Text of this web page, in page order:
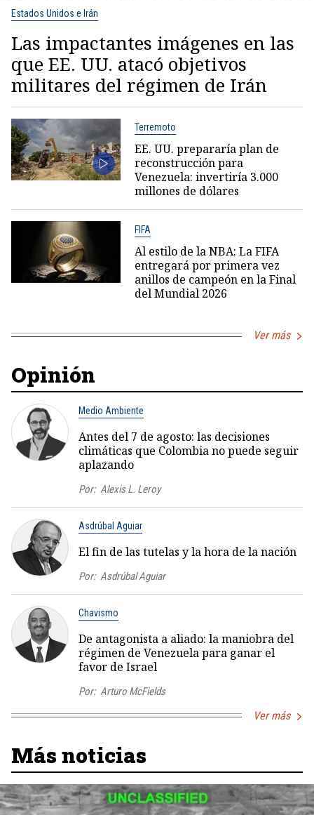
Estados Unidos e Irán
Las impactantes imágenes en las
que EE. UU. atacó objetivos
militares del régimen de Irán
Terremoto
EE. UU. prepararía plan de
reconstrucción para
Venezuela: invertiría 3.000
millones de dólares
FIFA
Al estilo de la NBA: La FIFA
entregará por primera vez
anillos de campeón en la Final
del Mundial 2026
Ver más
Opinión
Medio Ambiente
Antes del 7 de agosto: las decisiones
climáticas que Colombia no puede seguir
aplazando
Por: Alexis L. Leroy
Asdrúbal Aguiar
El fin de las tutelas y la hora de la nación
Por: Asdrúbal Aguiar
Chavismo
De antagonista a aliado: la maniobra del
régimen de Venezuela para ganar el
favor de Israel
Por: Arturo McFields
Ver más
Más noticias